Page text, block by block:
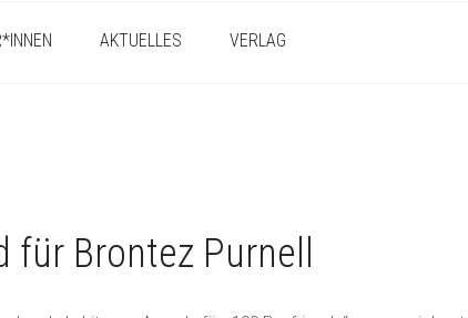
AKTUELLES VERLAG
Brontez Purnell